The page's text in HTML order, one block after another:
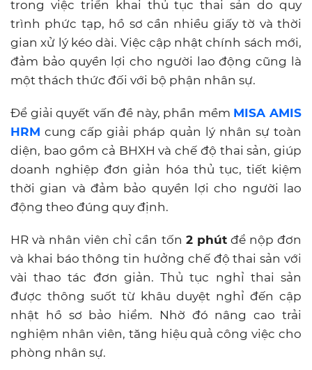
trong việc triển khai thủ tục thai sản do quy
trình phức tạp, hồ sơ cần nhiều giấy tờ và thời
gian xử lý kéo dài. Việc cập nhật chính sách mới,
đảm bảo quyền lợi cho người lao động cũng là
một thách thức đối với bộ phận nhân sự.
Để giải quyết vấn đề này, phần mềm MISA AMIS
HRM cung cấp giải pháp quản lý nhân sự toàn
diện, bao gồm cả BHXH và chế độ thai sản, giúp
doanh nghiệp đơn giản hóa thủ tục, tiết kiệm
thời gian và đảm bảo quyền lợi cho người lao
động theo đúng quy định.
HR và nhân viên chỉ cần tốn 2 phútđể nộp đơn
và khai báo thông tin hưởng chế độ thai sản với
vài thao tác đơn giản. Thủ tục nghỉ thai sản
được thông suốt từ khâu duyệt nghỉ đến cập
nhật hồ sơ bảo hiểm. Nhờ đó nâng cao trải
nghiệm nhân viên, tăng hiệu quả công việc cho
phòng nhân sự.